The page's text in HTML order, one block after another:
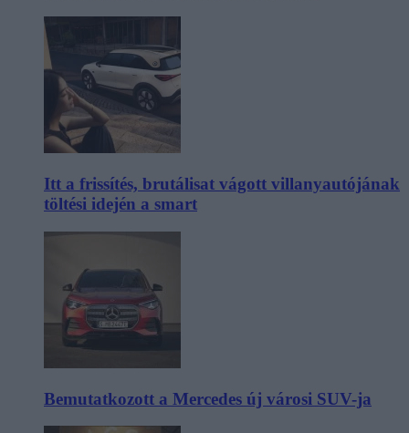
Itt a frissítés, brutálisat vágott villanyautójának
töltési idején a smart
Bemutatkozott a Mercedes új városi SUV-ja